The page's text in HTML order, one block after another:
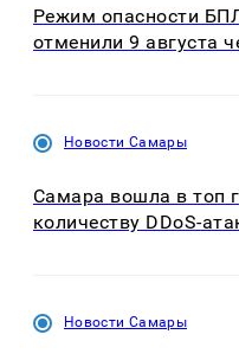
Режим опасности
отменили 9 августа
Новости Самары
Самара вошла в топ
количеству DDoS-
Новости Самары